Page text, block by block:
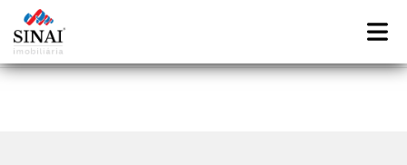
Início» Blog
inquilinos no seu imóvel